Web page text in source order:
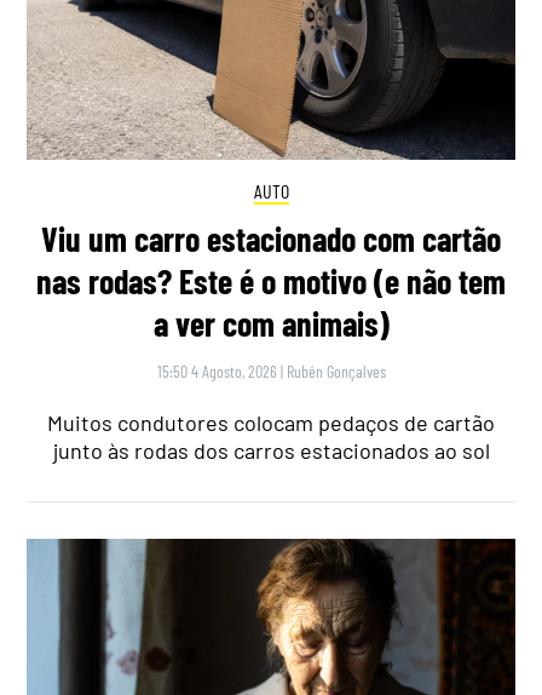
AUTO
Viu um carro estacionado com cartão
nas rodas? Este é o motivo (e não tem
a ver com animais)
15:50 4 Agosto, 2026 | Rubén Gonçalves
Muitos condutores colocam pedaços de cartão
junto às rodas dos carros estacionados ao sol